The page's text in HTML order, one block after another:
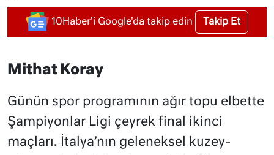
10Haber'i Google'da takip edin Takip Et
Mithat Koray
Günün spor programının ağır topu elbette
Şampiyonlar Ligi çeyrek final ikinci
maçları. İtalya’nın geleneksel kuzey-